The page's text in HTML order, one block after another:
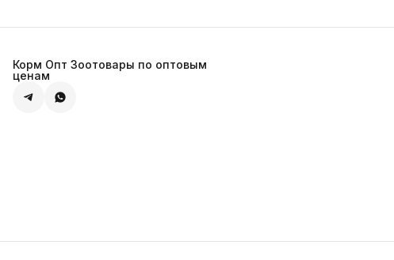
Корм Опт Зоотовары по оптовым
ценам